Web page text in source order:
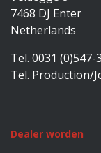
7468 DJ Enter
Netherlands
Tel. 0031 (0)547-
Tel. Production/
Dealer worden